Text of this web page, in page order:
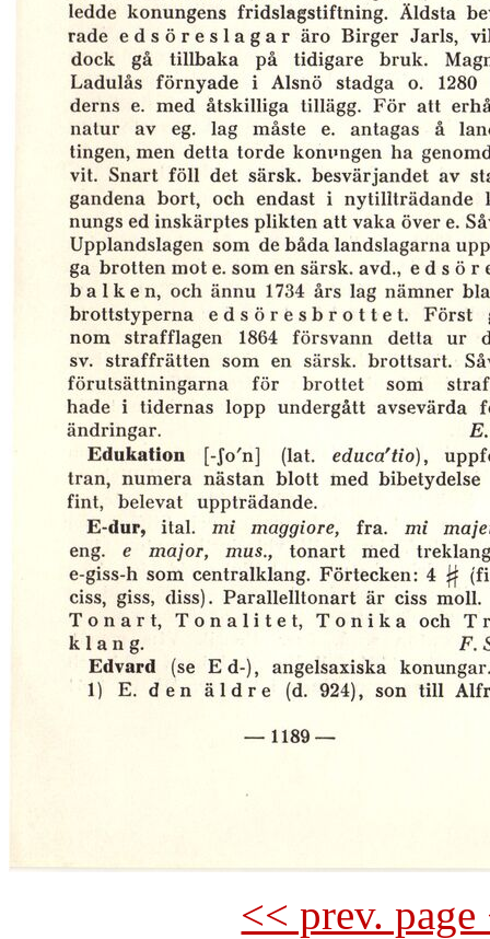
<< prev.